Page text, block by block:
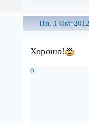
Пн, 1 Окт
Хорошо!
0